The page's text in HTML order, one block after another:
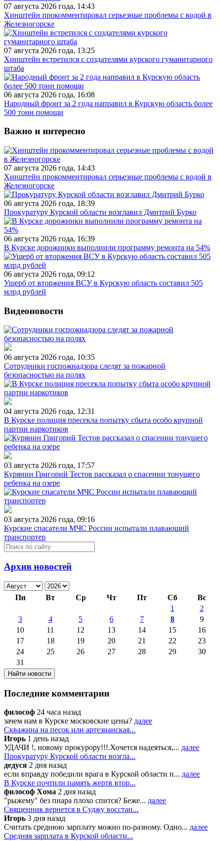
07 августа 2026 года, 14:43
Хинштейн прокомментировал серьезные проблемы с водой в
Железногорске
07 августа 2026 года, 13:25
Хинштейн встретился с создателями курского гуманитарного
штаба
06 августа 2026 года, 16:08
Народный фронт за 2 года направил в Курскую область более
500 тонн помощи
Важно и интересно
07 августа 2026 года, 14:43
Хинштейн прокомментировал серьезные проблемы с водой в
Железногорске
06 августа 2026 года, 18:39
Прокуратуру Курской области возглавил Дмитрий Бурко
06 августа 2026 года, 16:39
В Курске дорожники выполнили программу ремонта на 54%
06 августа 2026 года, 09:12
Ущерб от вторжения ВСУ в Курскую область составил 505
млрд рублей
Видеоновости
06 августа 2026 года, 10:35
Сотрудники госпожнадзора следят за пожарной
безопасностью на полях
04 августа 2026 года, 12:31
В Курске полиция пресекла попытку сбыта особо крупной
партии наркотиков
03 августа 2026 года, 17:57
Курянин Григорий Тестов рассказал о спасении тонущего
ребенка на озере
03 августа 2026 года, 09:16
Курские спасатели МЧС России испытали плавающий
транспортер
Архив новостей
Пн Вт Ср Чт Пт Сб
Вс
1
2
3
4 5 6 7 8
9
10
11 12 13 14 15
16
17
18 19 20 21 22
23
24
25 26 27 28 29
30
31
Последние комментарии
философ 24 часа назад
зачем нам в Курске московские цены? далее
Скважина на песок или артезианская...
Игорь 1 день назад
УДАЧИ !, новому прокурору!!!.Хочется надеяться,... далее
Прокуратуру Курской области возгла...
дедуся 2 дня назад
если вправду победили врага в Курской области п... далее
В Курске почтили память жертв втор...
философ Хома 2 дня назад
"рыжему" без пиара плохо спится? Беже... далее
Священник вернется в Суджу восстан...
Игорь 3 дня назад
Считать среднюю зарплату можно по-разному. Одно... далее
Средняя зарплата в Курской области...